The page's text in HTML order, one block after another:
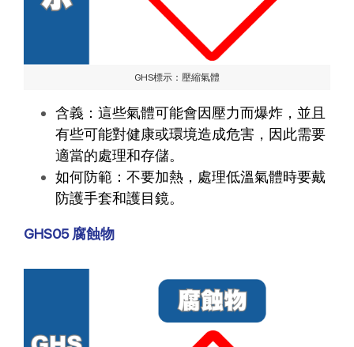
GHS標示：壓縮氣體
含義：這些氣體可能會因壓力而爆炸，並且
有些可能對健康或環境造成危害，因此需要
適當的處理和存儲。
如何防範：不要加熱，處理低溫氣體時要戴
防護手套和護目鏡。
GHS05 腐蝕物